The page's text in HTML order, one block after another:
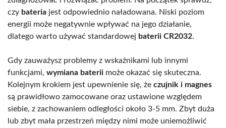
czy bateria jest odpowiednio naładowana. Niski poziom
energii może negatywnie wpływać na jego działanie,
dlatego warto używać standardowej baterii CR2032.
Gdy zauważysz problemy z wskaźnikami lub innymi
funkcjami, wymiana baterii może okazać się skuteczna.
Kolejnym krokiem jest upewnienie się, że czujnik i magnes
są prawidłowo zamocowane oraz ustawione względem
siebie, z zachowaniem odległości około 3-5 mm. Zbyt duża
lub zbyt mała przestrzeń między nimi może uniemożliwić